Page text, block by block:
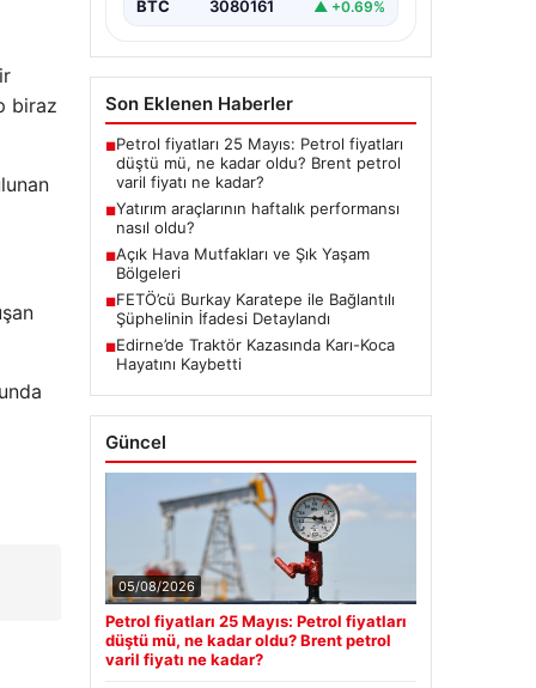
biraz
BTC 3080161 ▲ +0.69%
Son Eklenen Haberler
■Petrol fiyatları 25 Mayıs: Petrol fiyatları
düştü mü, ne kadar oldu? Brent petrol
varil fiyatı ne kadar?
■Yatırım araçlarının haftalık performansı
nasıl oldu?
■Açık Hava Mutfakları ve Şık Yaşam
Bölgeleri
■FETÖ’cü Burkay Karatepe ile Bağlantılı
Şüphelinin İfadesi Detaylandı
■Edirne’de Traktör Kazasında Karı-Koca
Hayatını Kaybetti
Güncel
05/08/2026
Petrol fiyatları 25 Mayıs: Petrol fiyatları
düştü mü, ne kadar oldu? Brent petrol
varil fiyatı ne kadar?